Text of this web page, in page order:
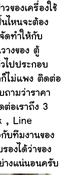
ของเครื่องใช้
ไหนจะต้อง
ดทำให้กับ
างของ ตู้
ไปประกอบ
ก็ไม่แพง ติดต่อ
ถามว่าราคา
ต่อเราถึง 3
, Line
บทีมงานของ
องได้ว่าของ
างแน่นอนครับ